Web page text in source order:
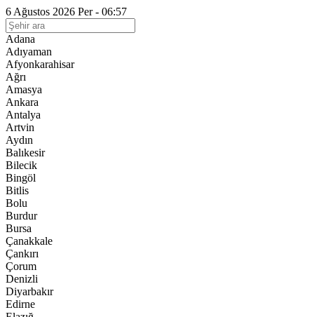
6 Ağustos 2026 Per - 06:57
Adana
Adıyaman
Afyonkarahisar
Ağrı
Amasya
Ankara
Antalya
Artvin
Aydın
Balıkesir
Bilecik
Bingöl
Bitlis
Bolu
Burdur
Bursa
Çanakkale
Çankırı
Çorum
Denizli
Diyarbakır
Edirne